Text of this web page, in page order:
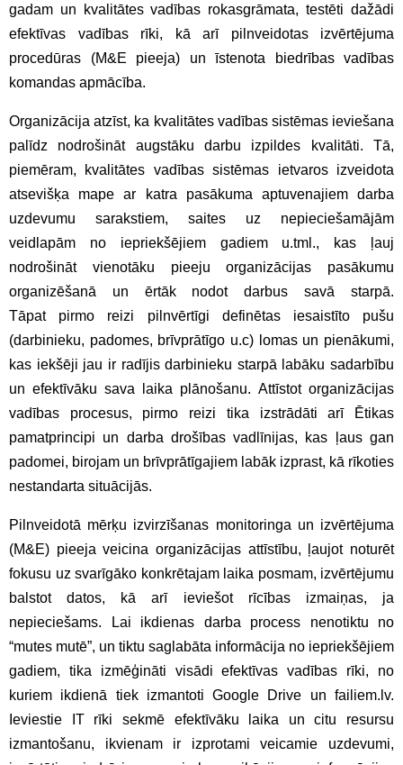
gadam un kvalitātes vadības rokasgrāmata, testēti dažādi
efektīvas vadības rīki, kā arī pilnveidotas izvērtējuma
procedūras (M&E pieeja) un īstenota biedrības vadības
komandas apmācība.
Organizācija atzīst, ka kvalitātes vadības sistēmas ieviešana
palīdz nodrošināt augstāku darbu izpildes kvalitāti. Tā,
piemēram, kvalitātes vadības sistēmas ietvaros izveidota
atsevišķa mape ar katra pasākuma aptuvenajiem darba
uzdevumu sarakstiem, saites uz nepieciešamājām
veidlapām no iepriekšējiem gadiem u.tml., kas ļauj
nodrošināt vienotāku pieeju organizācijas pasākumu
organizēšanā un ērtāk nodot darbus savā starpā.
Tāpat pirmo reizi pilnvērtīgi definētas iesaistīto pušu
(darbinieku, padomes, brīvprātīgo u.c) lomas un pienākumi,
kas iekšēji jau ir radījis darbinieku starpā labāku sadarbību
un efektīvāku sava laika plānošanu. Attīstot organizācijas
vadības procesus, pirmo reizi tika izstrādāti arī Ētikas
pamatprincipi un darba drošības vadlīnijas, kas ļaus gan
padomei, birojam un brīvprātīgajiem labāk izprast, kā rīkoties
nestandarta situācijās.
Pilnveidotā mērķu izvirzīšanas monitoringa un izvērtējuma
(M&E) pieeja veicina organizācijas attīstību, ļaujot noturēt
fokusu uz svarīgāko konkrētajam laika posmam, izvērtējumu
balstot datos, kā arī ieviešot rīcības izmaiņas, ja
nepieciešams. Lai ikdienas darba process nenotiktu no
“mutes mutē”, un tiktu saglabāta informācija no iepriekšējiem
gadiem, tika izmēģināti visādi efektīvas vadības rīki, no
kuriem ikdienā tiek izmantoti Google Drive un failiem.lv.
Ieviestie IT rīki sekmē efektīvāku laika un citu resursu
izmantošanu, ikvienam ir izprotami veicamie uzdevumi,